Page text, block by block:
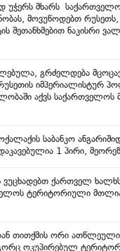
უჭერს მხარს
მოვუწოდებთ
შეთანხმებით ნაკისრი
გრძელდება
იმპერიალისტურ
აქვს
საბანკო
1 პირი,
ქართველ
ტერიტორიული
თითქმის ორი
ოკუპირებულ